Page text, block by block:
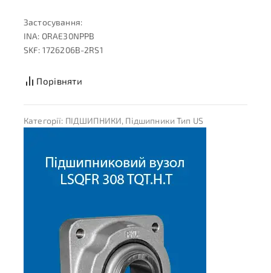
Застосування:
INA: ORAE30NPPB
SKF: 1726206B-2RS1
Порівняти
Категорії: ПІДШИПНИКИ, Підшипники Тип US